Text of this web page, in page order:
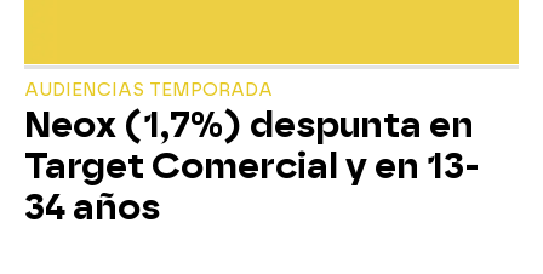
AUDIENCIAS TEMPORADA
Neox (1,7%) despunta en
Target Comercial y en 13-
34 años